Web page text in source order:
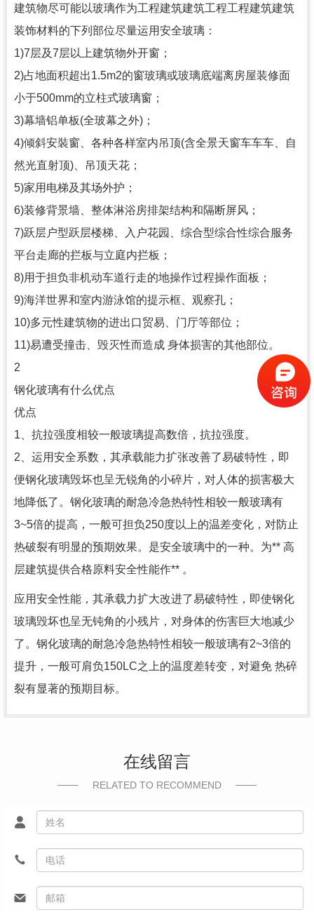
建筑物尽可能以玻璃作为工程建筑建筑工程工程建筑建筑
装饰材料的下列部位尽量运用安全玻璃：
1)7层及7层以上建筑物外开窗；
2)占地面积超出1.5m2的窗玻璃或玻璃底端离房屋装修面
小于500mm的立柱式玻璃窗；
3)幕墙铝单板(全玻幕之外)；
4)倾斜安裝窗、各种各样室内吊顶(含全景天窗车车车、自
然光直射顶)、吊顶天花；
5)家用电梯及其场外护；
6)装修背景墙、整体淋浴房排架结构和隔断屏风；
7)跃层户型跃层楼梯、入户花园、综合型综合性综合服务
平台走廊的拦板与立庭内拦板；
8)用于担负非机动车道行走的地操作过程操作面板；
9)海洋世界和室内游泳馆的提示框、观察孔；
10)多元性建筑物的进出口贸易、门厅等部位；
11)易遭受撞击、毁灭性而造成 身体损害的其他部位。
2
钢化玻璃有什么优点
优点
1、抗拉强度相较一般玻璃提高数倍，抗拉强度。
2、运用安全系数，其承载能力扩张改善了易破特性，即
便钢化玻璃毁坏也呈无锐角的小碎片，对人体的损害极大
地降低了。钢化玻璃的耐急冷急热特性相较一般玻璃有
3~5倍的提高，一般可担负250度以上的温差变化，对防止
热破裂有明显的预期效果。是安全玻璃中的一种。为** 高
层建筑提供合格原料安全性能作** 。
应用安全性能，其承载力扩大改进了易破特性，即使钢化
玻璃毁坏也呈无钝角的小残片，对身体的伤害巨大地减少
了。钢化玻璃的耐急冷急热特性相较一般玻璃有2~3倍的
提升，一般可肩负150LC之上的温度差转变，对避免 热碎
裂有显著的预期目标。
在线留言
RELATED TO RECOMMEND